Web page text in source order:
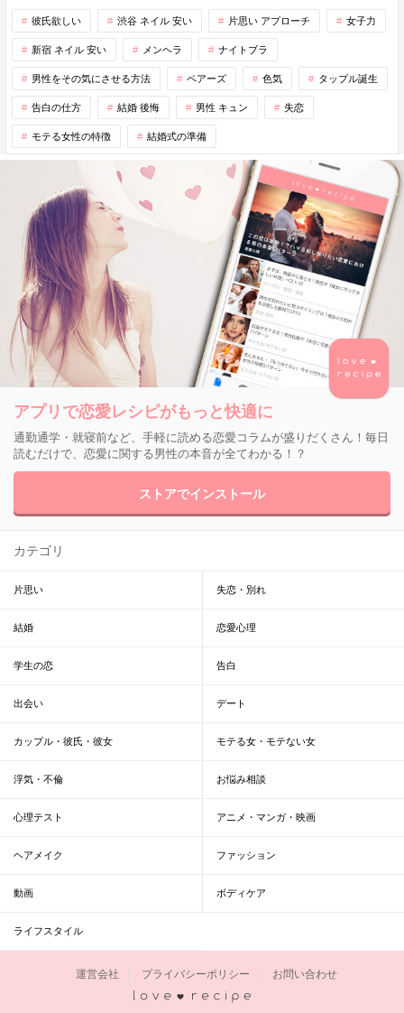
彼氏欲しい 渋谷 ネイル 安い 片思い アプローチ 女子力
新宿 ネイル 安い メンヘラ ナイトブラ
男性をその気にさせる方法 ペアーズ 色気 タップル誕生
告白の仕方 結婚 後悔 男性 キュン 失恋
モテる女性の特徴 結婚式の準備
アプリで恋愛レシピがもっと快適に
通勤通学・就寝前など、手軽に読める恋愛コラムが盛りだくさん！毎日
読むだけで、恋愛に関する男性の本音が全てわかる！？
ストアでインストール
カテゴリ
片思い 失恋・別れ
結婚 恋愛心理
学生の恋 告白
出会い デート
カップル・彼氏・彼女 モテる女・モテない女
浮気・不倫 お悩み相談
心理テスト アニメ・マンガ・映画
ヘアメイク ファッション
動画 ボディケア
ライフスタイル
運営会社 プライバシーポリシー お問い合わせ